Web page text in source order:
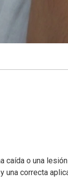
caída o una
una correcta